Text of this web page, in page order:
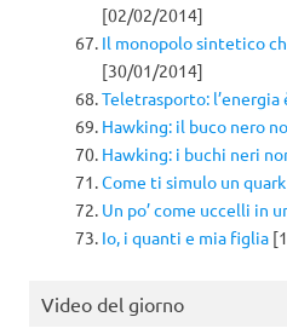
[02/02/2014]
Il monopolo sintetico
[30/01/2014]
Teletrasporto: l’energia
Hawking: il buco nero
Hawking: i buchi neri
Come ti simulo un quark
Un po’ come uccelli in
Io, i quanti e mia figlia
Video del giorno